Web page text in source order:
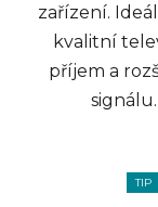
zařízení.
kvalitní
příjem a
signálu.
TIP